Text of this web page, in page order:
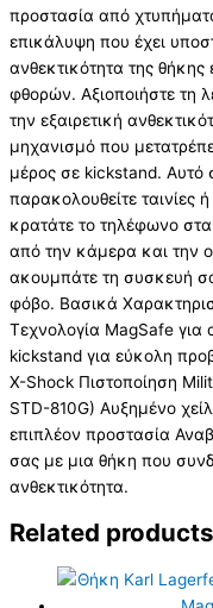
προστασία από
επικάλυψη που έχει
ανθεκτικότητα της
φθορών. Αξιοποιήστε τη
την εξαιρετική
μηχανισμό που
μέρος σε kickstand. Αυτό
παρακολουθείτε ταινίες
κρατάτε το τηλέφωνο
από την κάμερα και την
ακουμπάτε τη συσκευή
φόβο. Βασικά
Τεχνολογία MagSafe
kickstand για εύκολη
X-Shock Πιστοποίηση
STD-810G) Αυξημένο
επιπλέον προστασία
σας με μια θήκη που
ανθεκτικότητα.
Related products